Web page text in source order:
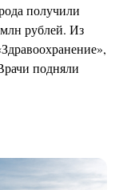
получили
рублей. Из
подняли